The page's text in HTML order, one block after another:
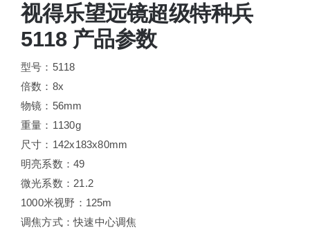
视得乐望远镜超级特种兵
5118 产品参数
型号：5118
倍数：8x
物镜：56mm
重量：1130g
尺寸：142x183x80mm
明亮系数：49
微光系数：21.2
1000米视野：125m
调焦方式：快速中心调焦